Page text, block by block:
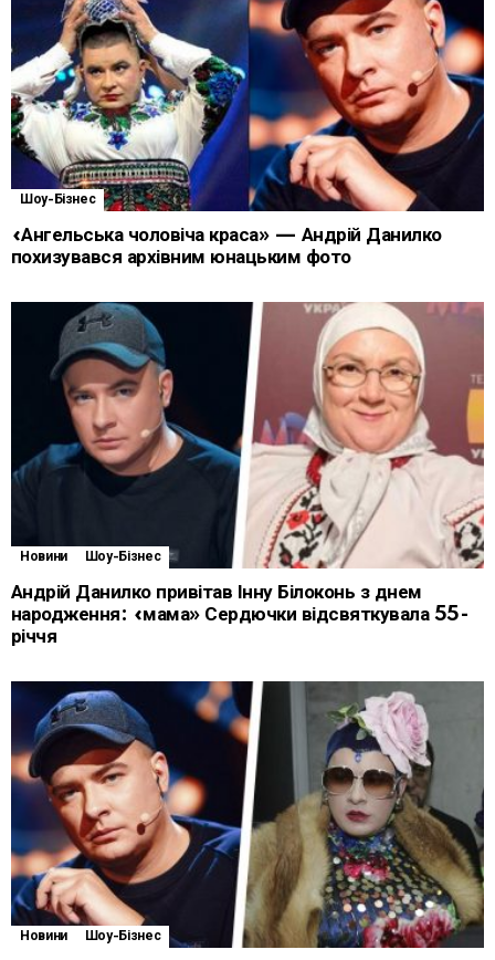
Шоу-Бізнес
«Ангельська чоловіча краса» — Андрій Данилко
похизувався архівним юнацьким фото
Новини Шоу-Бізнес
Андрій Данилко привітав Інну Білоконь з днем
народження: «мама» Сердючки відсвяткувала 55-
річчя
Новини Шоу-Бізнес